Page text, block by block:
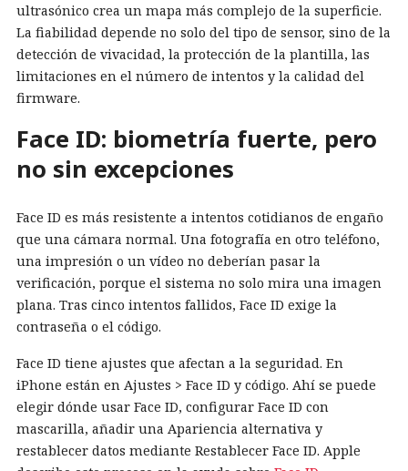
ultrasónico crea un mapa más complejo de la superficie.
La fiabilidad depende no solo del tipo de sensor, sino de la
detección de vivacidad, la protección de la plantilla, las
limitaciones en el número de intentos y la calidad del
firmware.
Face ID: biometría fuerte, pero
no sin excepciones
Face ID es más resistente a intentos cotidianos de engaño
que una cámara normal. Una fotografía en otro teléfono,
una impresión o un vídeo no deberían pasar la
verificación, porque el sistema no solo mira una imagen
plana. Tras cinco intentos fallidos, Face ID exige la
contraseña o el código.
Face ID tiene ajustes que afectan a la seguridad. En
iPhone están en Ajustes > Face ID y código. Ahí se puede
elegir dónde usar Face ID, configurar Face ID con
mascarilla, añadir una Apariencia alternativa y
restablecer datos mediante Restablecer Face ID. Apple